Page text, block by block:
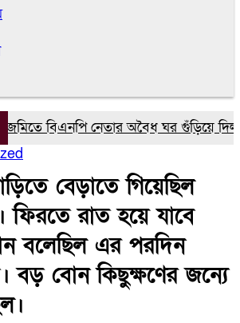
নেতার অবৈধ ঘর গুঁড়িয়ে দিল প্রশাসন
বেড়াতে গিয়েছিল
ফিরতে রাত হয়ে যাবে
বলেছিল এর পরদিন
বড় বোন কিছুক্ষণের জন্যে